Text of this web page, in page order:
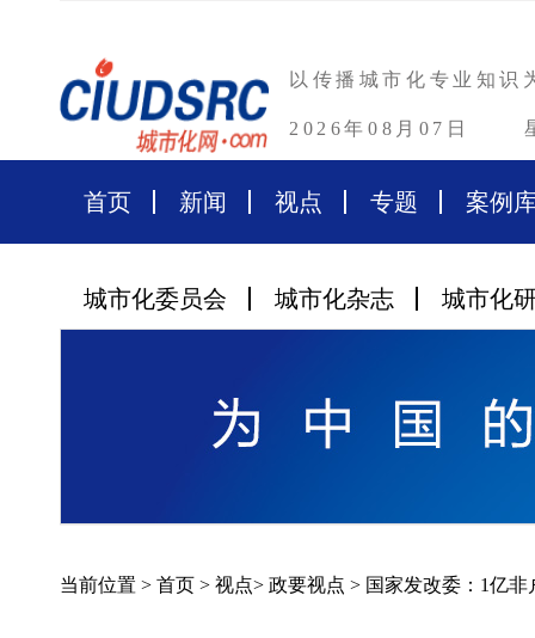
以传播城市化专业知识
2026年08月07日
首页 新闻 视点 专题 案例
城市化委员会 城市化杂志 城市化
当前位置 > 首页 > 视点> 政要视点 > 国家发改委：1亿